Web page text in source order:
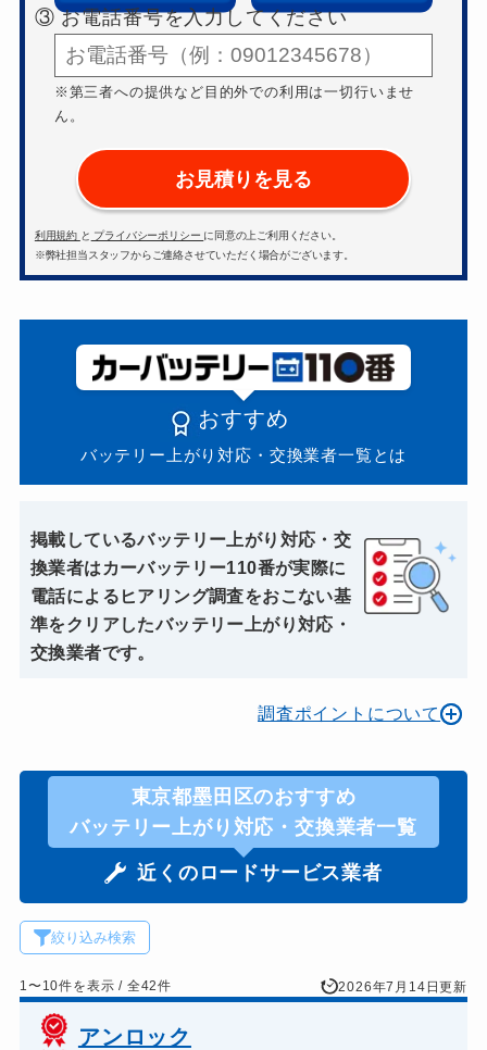
③ お電話番号を入力してください
※第三者への提供など目的外での利用は一切行いませ
ん。
お見積りを見る
利用規約 と プライバシーポリシー に同意の上ご利用ください。
※弊社担当スタッフからご連絡させていただく場合がございます。
おすすめ
バッテリー上がり対応・交換業者一覧とは
掲載しているバッテリー上がり対応・交
換業者はカーバッテリー110番が実際に
電話によるヒアリング調査をおこない基
準をクリアしたバッテリー上がり対応・
交換業者です。
調査ポイントについて
東京都墨田区のおすすめ
バッテリー上がり対応・交換業者一覧
近くのロードサービス業者
絞り込み検索
1〜10件を表示 / 全42件 2026年7月14日更新
アンロック